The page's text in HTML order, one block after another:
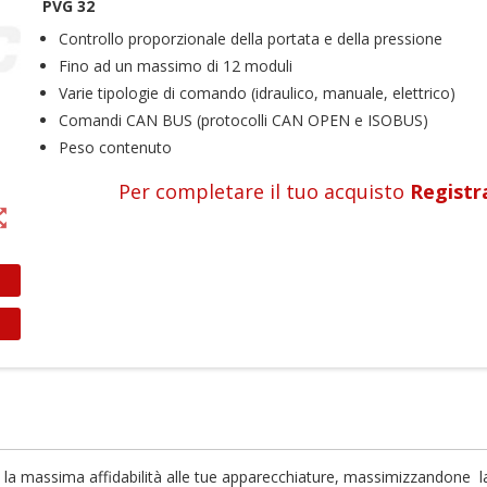
PVG 32
Controllo proporzionale della portata e della pressione
Fino ad un massimo di 12 moduli
Varie tipologie di comando (idraulico, manuale, elettrico)
Comandi CAN BUS (protocolli CAN OPEN e ISOBUS)
Peso contenuto
Per completare il tuo acquisto
massima affidabilità alle tue apparecchiature, massimizzandone